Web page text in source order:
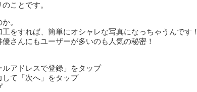
ことです。
。
をすれば、簡単にオシャレな写真になっちゃうんです！
さんにもユーザーが多いのも人気の秘密！
ルアドレスで登録」をタップ
して「次へ」をタップ